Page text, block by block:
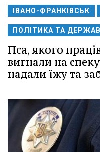
ІВАНО-ФРАНКІВСЬК
ПОЛІТИКА ТА
Пса, якого
вигнали на
надали їжу та